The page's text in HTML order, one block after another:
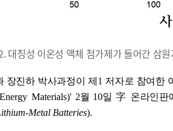
대칭성 이온성 액체 첨가제가 들어간 삼
장진하 박사과정이 제 1 저자로 참여한
Materials)' 2월 10일 字 온라인판
Metal Batteries).